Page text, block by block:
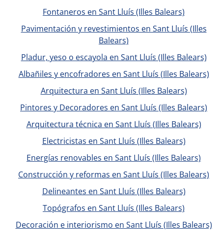
Fontaneros en Sant Lluís (Illes Balears)
Pavimentación y revestimientos en Sant Lluís (Illes
Balears)
Pladur, yeso o escayola en Sant Lluís (Illes Balears)
Albañiles y encofradores en Sant Lluís (Illes Balears)
Arquitectura en Sant Lluís (Illes Balears)
Pintores y Decoradores en Sant Lluís (Illes Balears)
Arquitectura técnica en Sant Lluís (Illes Balears)
Electricistas en Sant Lluís (Illes Balears)
Energías renovables en Sant Lluís (Illes Balears)
Construcción y reformas en Sant Lluís (Illes Balears)
Delineantes en Sant Lluís (Illes Balears)
Topógrafos en Sant Lluís (Illes Balears)
Decoración e interiorismo en Sant Lluís (Illes Balears)